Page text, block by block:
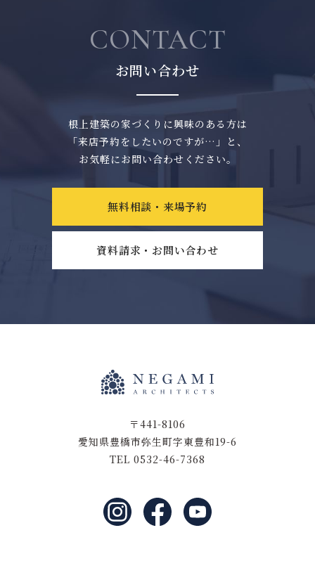
CONTACT
お問い合わせ
根上建築の家づくりに興味のある方は
「来店予約をしたいのですが…」と、
お気軽にお問い合わせください。
無料相談・来場予約
資料請求・お問い合わせ
〒441-8106
愛知県豊橋市弥生町字東豊和19-6
TEL 0532-46-7368